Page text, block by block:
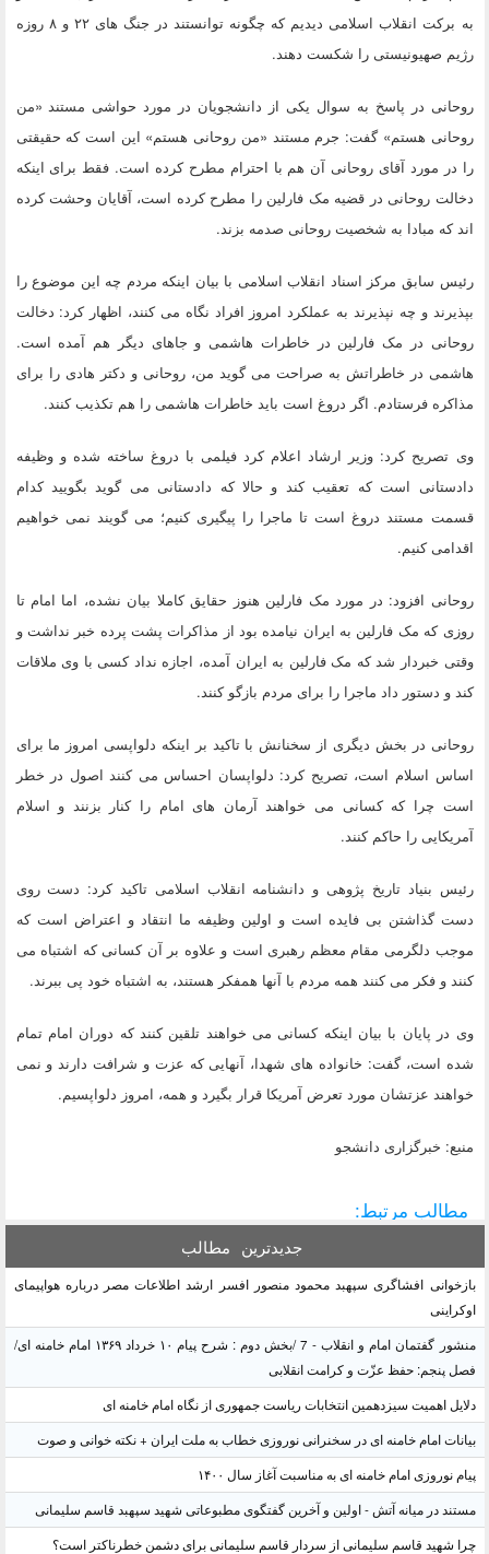
به برکت انقلاب اسلامی دیدیم که چگونه توانستند در جنگ های ۲۲ و ۸ روزه
رژیم صهیونیستی را شکست دهند.
روحانی در پاسخ به سوال یکی از دانشجویان در مورد حواشی مستند «من
روحانی هستم» گفت: جرم مستند «من روحانی هستم» این است که حقیقتی
را در مورد آقای روحانی آن هم با احترام مطرح کرده است. فقط برای اینکه
دخالت روحانی در قضیه مک فارلین را مطرح کرده است، آقایان وحشت کرده
اند که مبادا به شخصیت روحانی صدمه بزند.
رئیس سابق مرکز اسناد انقلاب اسلامی با بیان اینکه مردم چه این موضوع را
بپذیرند و چه نپذیرند به عملکرد امروز افراد نگاه می کنند، اظهار کرد: دخالت
روحانی در مک فارلین در خاطرات هاشمی و جاهای دیگر هم آمده است.
هاشمی در خاطراتش به صراحت می گوید من، روحانی و دکتر هادی را برای
مذاکره فرستادم. اگر دروغ است باید خاطرات هاشمی را هم تکذیب کنند.
وی تصریح کرد: وزیر ارشاد اعلام کرد فیلمی با دروغ ساخته شده و وظیفه
دادستانی است که تعقیب کند و حالا که دادستانی می گوید بگویید کدام
قسمت مستند دروغ است تا ماجرا را پیگیری کنیم؛ می گویند نمی خواهیم
اقدامی کنیم.
روحانی افزود: در مورد مک فارلین هنوز حقایق کاملا بیان نشده، اما امام تا
روزی که مک فارلین به ایران نیامده بود از مذاکرات پشت پرده خبر نداشت و
وقتی خبردار شد که مک فارلین به ایران آمده، اجازه نداد کسی با وی ملاقات
کند و دستور داد ماجرا را برای مردم بازگو کنند.
روحانی در بخش دیگری از سخنانش با تاکید بر اینکه دلواپسی امروز ما برای
اساس اسلام است، تصریح کرد: دلواپسان احساس می کنند اصول در خطر
است چرا که کسانی می خواهند آرمان های امام را کنار بزنند و اسلام
آمریکایی را حاکم کنند.
رئیس بنیاد تاریخ پژوهی و دانشنامه انقلاب اسلامی تاکید کرد: دست روی
دست گذاشتن بی فایده است و اولین وظیفه ما انتقاد و اعتراض است که
موجب دلگرمی مقام معظم رهبری است و علاوه بر آن کسانی که اشتباه می
کنند و فکر می کنند همه مردم با آنها همفکر هستند، به اشتباه خود پی ببرند.
وی در پایان با بیان اینکه کسانی می خواهند تلقین کنند که دوران امام تمام
شده است، گفت: خانواده های شهدا، آنهایی که عزت و شرافت دارند و نمی
خواهند عزتشان مورد تعرض آمریکا قرار بگیرد و همه، امروز دلواپسیم.
منبع: خبرگزاری دانشجو
مطالب مرتبط:
جدیدترین مطالب
بازخوانی افشاگری سپهبد محمود منصور افسر ارشد اطلاعات مصر درباره هواپیمای
اوکراینی
منشور گفتمان امام و انقلاب - 7 /بخش دوم : شرح پیام ۱۰ خرداد ۱۳۶۹ امام خامنه ای/
فصل پنجم: حفظ عزّت و کرامت انقلابی
دلایل اهمیت سیزدهمین انتخابات ریاست جمهوری از نگاه امام خامنه ای
بیانات امام خامنه ای در سخنرانی نوروزی خطاب به ملت ایران + نکته خوانی و صوت
پیام نوروزی امام خامنه ای به مناسبت آغاز سال ۱۴۰۰
مستند در میانه آتش - اولین و آخرین گفتگوی مطبوعاتی شهید سپهبد قاسم سلیمانی
چرا شهید قاسم سلیمانی از سردار قاسم سلیمانی برای دشمن خطرناکتر است؟